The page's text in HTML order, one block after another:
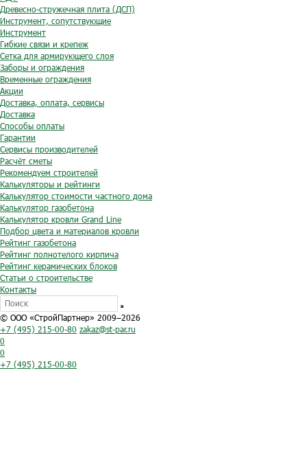
Древесно-стружечная плита (ДСП)
Инструмент, сопутствующие
Инструмент
Гибкие связи и крепеж
Сетка для армирующего слоя
Заборы и ограждения
Временные ограждения
Акции
Доставка, оплата, сервисы
Доставка
Способы оплаты
Гарантии
Сервисы производителей
Расчёт сметы
Рекомендуем строителей
Калькуляторы и рейтинги
Калькулятор стоимости частного дома
Калькулятор газобетона
Калькулятор кровли Grand Line
Подбор цвета и материалов кровли
Рейтинг газобетона
Рейтинг полнотелого кирпича
Рейтинг керамических блоков
Статьи о строительстве
Контакты
© ООО «СтройПартнер» 2009–2026
+7 (495) 215-00-80 zakaz@st-par.ru
0
0
+7 (495) 215-00-80